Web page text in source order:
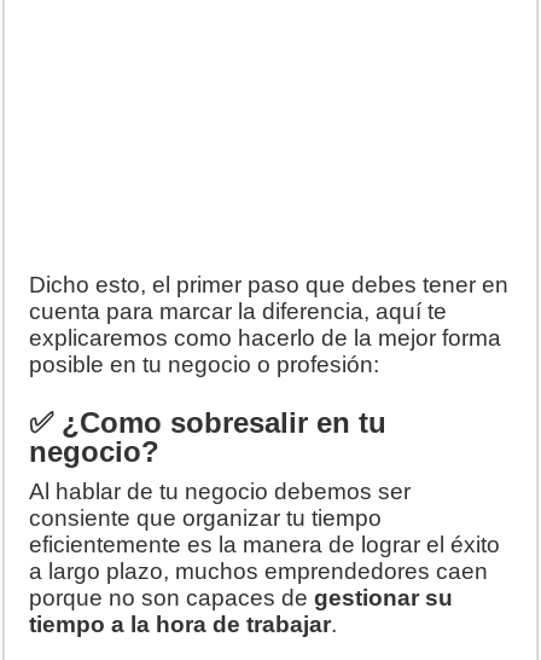
Dicho esto, el primer paso que debes tener en
cuenta para marcar la diferencia, aquí te
explicaremos como hacerlo de la mejor forma
posible en tu negocio o profesión:
✅ ¿Como sobresalir en tu
negocio?
Al hablar de tu negocio debemos ser
consiente que organizar tu tiempo
eficientemente es la manera de lograr el éxito
a largo plazo, muchos emprendedores caen
porque no son capaces degestionar su
tiempo a la hora de trabajar.